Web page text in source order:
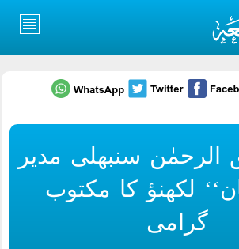
الرحمٰن سنبھلی مدیر
لکھنؤ کا مکتوب
گرامی